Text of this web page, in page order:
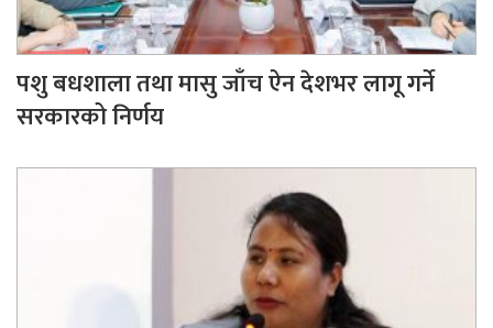
पशु बधशाला तथा मासु जाँच ऐन देशभर लागू गर्ने
सरकारको निर्णय